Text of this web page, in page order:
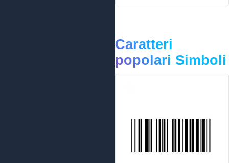
Caratteri
popolari Simboli